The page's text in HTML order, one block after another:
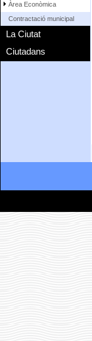
Àrea Econòmica
Contractació municipal
La Ciutat
Ciutadans